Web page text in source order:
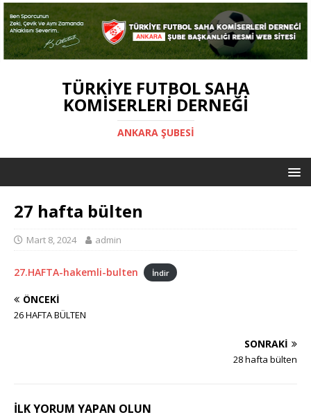
TÜRKIYE FUTBOL SAHA
KOMISERLERI DERNEĞI
ANKARA ŞUBESİ
27 hafta bülten
Mart 8, 2024 admin
27.HAFTA-hakemli-bulten İndir
ÖNCEKI
26 HAFTA BÜLTEN
SONRAKI
28 hafta bülten
İLK YORUM YAPAN OLUN